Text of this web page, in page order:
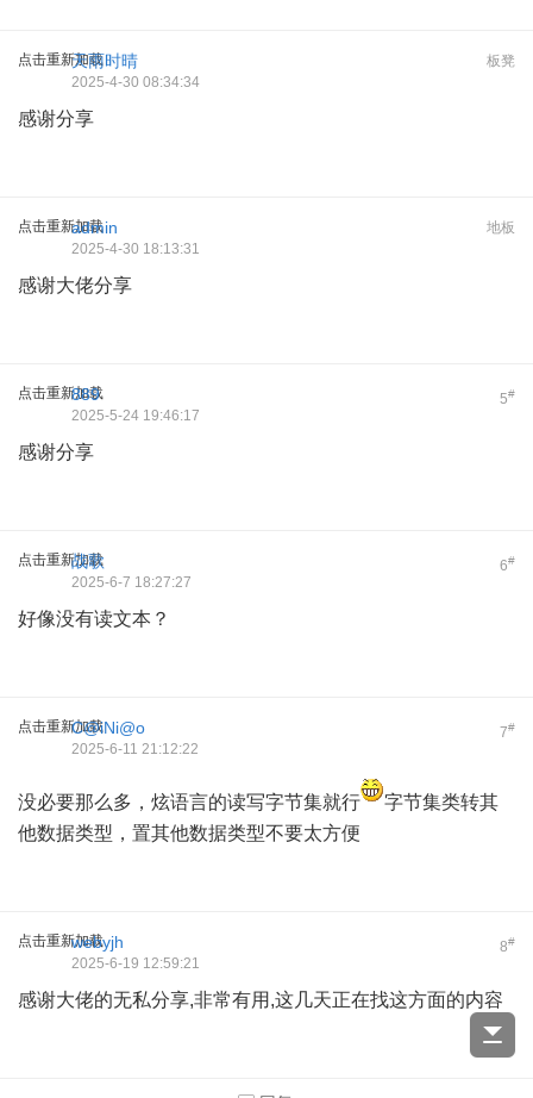
点击重新加载 板凳
天雨时晴
2025-4-30 08:34:34
感谢分享
点击重新加载 地板
admin
2025-4-30 18:13:31
感谢大佬分享
点击重新加载 5#
889
2025-5-24 19:46:17
感谢分享
点击重新加载 6#
战歌
2025-6-7 18:27:27
好像没有读文本？
点击重新加载 7#
C@iNi@o
2025-6-11 21:12:22
没必要那么多，炫语言的读写字节集就行
字节集类转其
他数据类型，置其他数据类型不要太方便
点击重新加载 8#
webyjh
2025-6-19 12:59:21
感谢大佬的无私分享,非常有用,这几天正在找这方面的内容